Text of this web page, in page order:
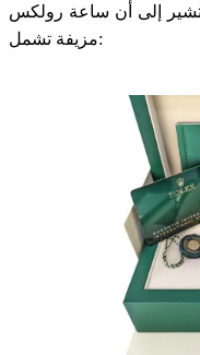
تشير إلى أن ساعة رولكس
مزيفة تشمل: